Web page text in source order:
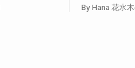
By Hana 花水木